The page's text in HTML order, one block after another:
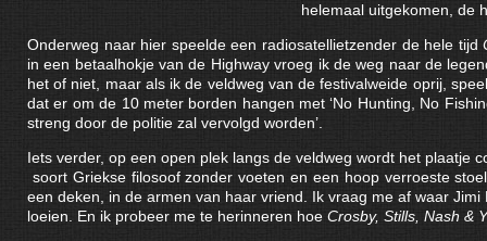
helemaal uitgekomen, de
Onderweg naar hier speelde een radiosatellietzender de hele tijd
in een betaalhokje van de Highway vroeg ik de weg naar de
het of niet, maar als ik de veldweg van de festivalweide oprij,
dat er om de 10 meter borden hangen met ‘No Hunting, No
streng door de politie zal vervolgd worden’.
Iets verder, op een open plek langs de veldweg wordt het plaatje
soort Griekse filosoof zonder voeten en een hoop verroeste
een deken, in de armen van haar vriend. Ik vraag me af waar
loeien. En ik probeer me te herinneren hoe Crosby, Stills, Nash &